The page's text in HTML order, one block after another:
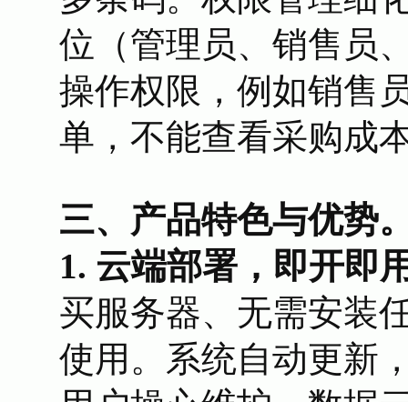
位（管理员、销售员
操作权限，例如销售
单，不能查看采购成
三、产品特色与优势
1. 云端部署，即开即
买服务器、无需安装
使用。系统自动更新